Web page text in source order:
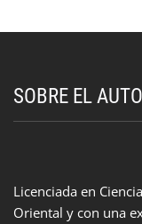
SOBRE EL
Licenciada en
Oriental y con una